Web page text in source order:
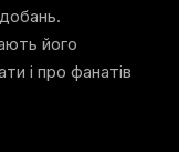
його
і про фанатів